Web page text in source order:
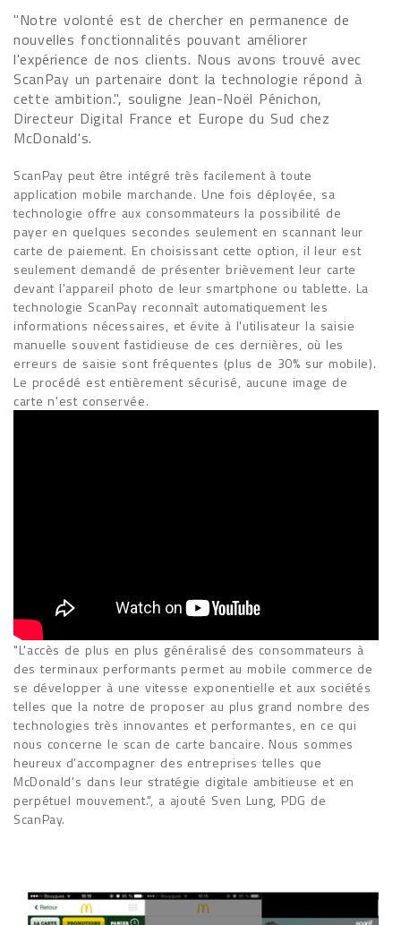
"Notre volonté est de chercher en permanence de
nouvelles fonctionnalités pouvant améliorer
l'expérience de nos clients. Nous avons trouvé avec
ScanPay un partenaire dont la technologie répond à
cette ambition.", souligne Jean-Noël Pénichon,
Directeur Digital France et Europe du Sud chez
McDonald's.
ScanPay peut être intégré très facilement à toute
application mobile marchande. Une fois déployée, sa
technologie offre aux consommateurs la possibilité de
payer en quelques secondes seulement en scannant leur
carte de paiement. En choisissant cette option, il leur est
seulement demandé de présenter brièvement leur carte
devant l'appareil photo de leur smartphone ou tablette. La
technologie ScanPay reconnaît automatiquement les
informations nécessaires, et évite à l'utilisateur la saisie
manuelle souvent fastidieuse de ces dernières, où les
erreurs de saisie sont fréquentes (plus de 30% sur mobile).
Le procédé est entièrement sécurisé, aucune image de
carte n'est conservée.
"L'accès de plus en plus généralisé des consommateurs à
des terminaux performants permet au mobile commerce de
se développer à une vitesse exponentielle et aux sociétés
telles que la notre de proposer au plus grand nombre des
technologies très innovantes et performantes, en ce qui
nous concerne le scan de carte bancaire. Nous sommes
heureux d'accompagner des entreprises telles que
McDonald's dans leur stratégie digitale ambitieuse et en
perpétuel mouvement.", a ajouté Sven Lung, PDG de
ScanPay.